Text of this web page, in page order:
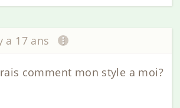
a 17 ans
comment mon style a moi?